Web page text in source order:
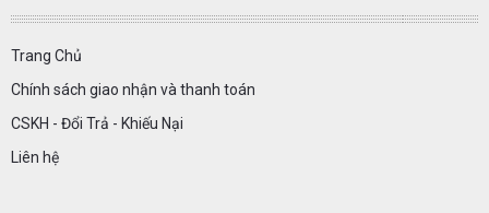
Trang Chủ
Chính sách giao nhận và thanh toán
CSKH - Đổi Trả - Khiếu Nại
Liên hệ